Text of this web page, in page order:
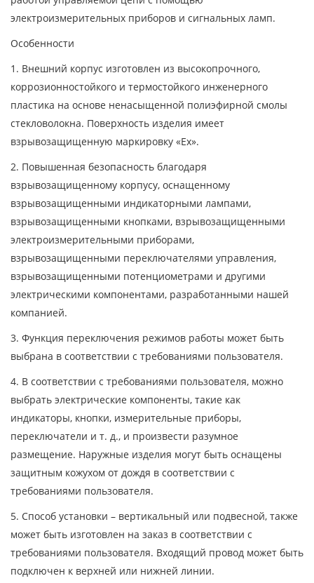
электроизмерительных приборов и сигнальных ламп.
Особенности
1. Внешний корпус изготовлен из высокопрочного,
коррозионностойкого и термостойкого инженерного
пластика на основе ненасыщенной полиэфирной смолы
стекловолокна. Поверхность изделия имеет
взрывозащищенную маркировку «Ex».
2. Повышенная безопасность благодаря
взрывозащищенному корпусу, оснащенному
взрывозащищенными индикаторными лампами,
взрывозащищенными кнопками, взрывозащищенными
электроизмерительными приборами,
взрывозащищенными переключателями управления,
взрывозащищенными потенциометрами и другими
электрическими компонентами, разработанными нашей
компанией.
3. Функция переключения режимов работы может быть
выбрана в соответствии с требованиями пользователя.
4. В соответствии с требованиями пользователя, можно
выбрать электрические компоненты, такие как
индикаторы, кнопки, измерительные приборы,
переключатели и т. д., и произвести разумное
размещение. Наружные изделия могут быть оснащены
защитным кожухом от дождя в соответствии с
требованиями пользователя.
5. Способ установки – вертикальный или подвесной, также
может быть изготовлен на заказ в соответствии с
требованиями пользователя. Входящий провод может быть
подключен к верхней или нижней линии.